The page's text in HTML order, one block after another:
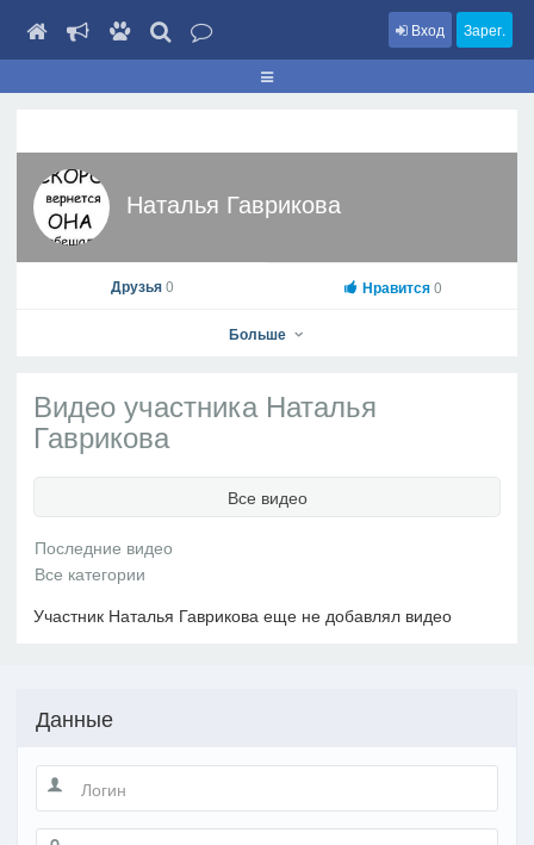
Вход Зарег.
Наталья Гаврикова
Друзья0 Нравится0
Больше
Видео участника Наталья
Гаврикова
Все видео
Участник Наталья Гаврикова еще не добавлял видео
Данные